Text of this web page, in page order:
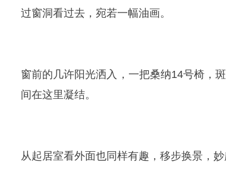
过窗洞看过去，宛若一幅油画。
窗前的几许阳光洒入，一把桑纳14号椅，
间在这里凝结。
从起居室看外面也同样有趣，移步换景，妙